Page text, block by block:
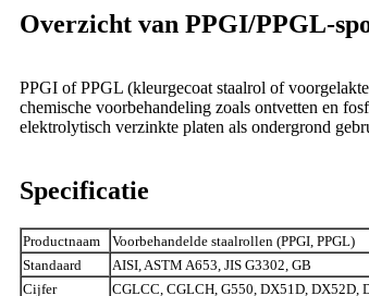
Overzicht van PPGI/PPGL-
PPGI of PPGL (kleurgecoat staalrol of
chemische voorbehandeling zoals ontvetten en
elektrolytisch verzinkte platen als ondergrond
Specificatie
Productnaam
Voorbehandelde staalrollen (PPGI, PPGL)
Standaard
AISI, ASTM A653, JIS G3302, GB
Cijfer
CGLCC, CGLCH, G550, DX51D, DX52D,